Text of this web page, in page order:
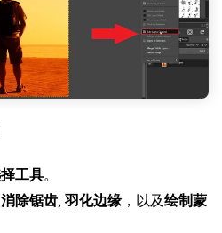
工具。
消除锯齿, 羽化边缘 ，以及绘制蒙